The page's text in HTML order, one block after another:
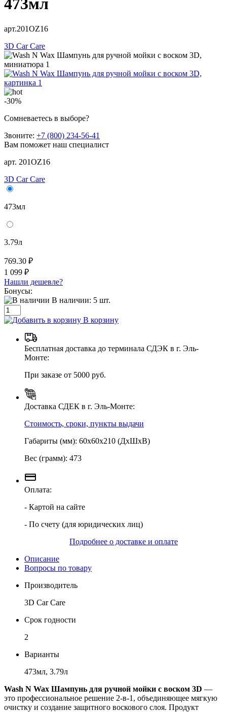
473мл
арт.201OZ16
3D Car Care
-30%
Сомневаетесь в выборе?
Звоните: +7 (800) 234-56-41
Вам поможет наш специалист
арт. 201OZ16
3D Car Care
473мл
3.79л
769.30 ₽
1 099 ₽
Нашли дешевле?
Бонусы:
В наличии: 5 шт.
В корзину
Бесплатная доставка до терминала СДЭК в г. Эль-
Монте:
При заказе от 5000 руб.
Доставка СДЕК в г. Эль-Монте:
Стоимость, сроки, пункты выдачи
Габариты (мм): 60х60х210 (ДхШхВ)
Вес (грамм): 473
Оплата:
- Картой на сайте
- По счету (для юридических лиц)
Подробнее о доставке и оплате
Описание
Вопросы по товару
Производитель
3D Car Care
Срок годности
2
Варианты
473мл, 3.79л
Wash N Wax Шампунь для ручной мойки с воском 3D —
это профессиональное решение 2-в-1, объединяющее мягкую
очистку и создание защитного воскового слоя. Продукт